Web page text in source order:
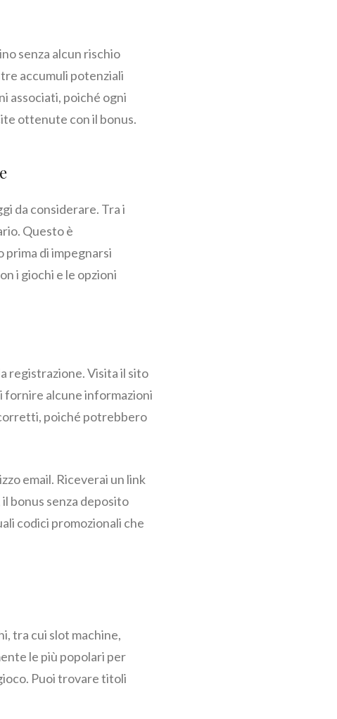
senza alcun rischio
accumuli potenziali
associati, poiché ogni
ottenute con il bonus.
da considerare. Tra i
Questo è
di impegnarsi
i giochi e le opzioni
registrazione. Visita il sito
fornire alcune informazioni
poiché potrebbero
email. Riceverai un link
bonus senza deposito
codici promozionali che
tra cui slot machine,
le più popolari per
Puoi trovare titoli